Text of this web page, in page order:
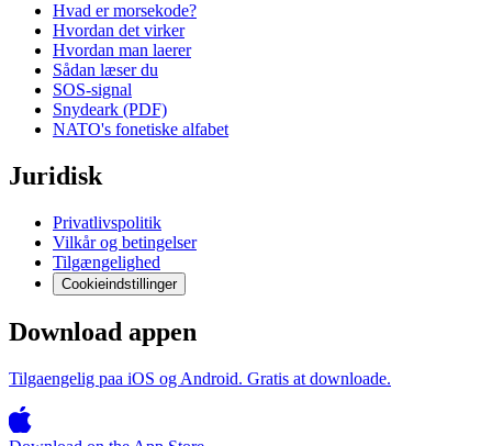
Hvad er morsekode?
Hvordan det virker
Hvordan man laerer
Sådan læser du
SOS-signal
Snydeark (PDF)
NATO's fonetiske alfabet
Juridisk
Privatlivspolitik
Vilkår og betingelser
Tilgængelighed
Cookieindstillinger
Download appen
Tilgaengelig paa iOS og Android. Gratis at downloade.